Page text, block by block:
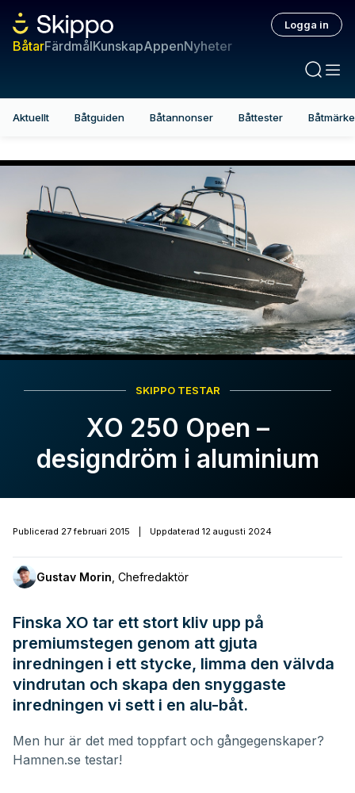
BåtarFärdmålKunskapAppenNyheter
Logga in
Aktuellt Båtguiden Båtannonser Båttester
SKIPPO TESTAR
XO 250 Open –
designdröm i aluminium
Publicerad 27 februari 2015 Uppdaterad 12 augusti 2024
Gustav Morin Chefredaktör
Finska XO tar ett stort kliv upp på
premiumstegen genom att gjuta
inredningen i ett stycke, limma den välvda
vindrutan och skapa den snyggaste
inredningen vi sett i en alu-båt.
Men hur är det med toppfart och gångegenskaper?
Hamnen.se testar!